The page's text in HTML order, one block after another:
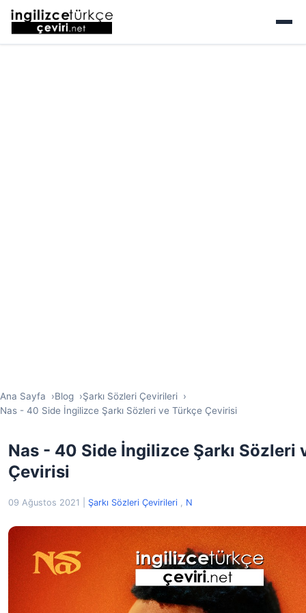
Ana Sayfa Blog
Şarkı Sözleri Çevirileri
Nas - 40 Side İngilizce Şarkı Sözleri ve Türkçe Çevirisi
Nas - 40 Side İngilizce Şarkı Sözleri
Çevirisi
09 Ağustos 2021 Şarkı Sözleri Çevirileri , N